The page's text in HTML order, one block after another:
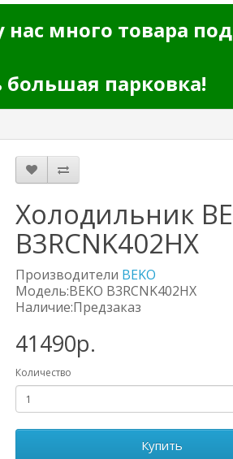
много товара под
парковка!
Холодильник
B3RCNK402HX
Производители BEKO
Модель:BEKO B3RCNK402HX
Наличие:Предзаказ
41490р.
Количество
Купить